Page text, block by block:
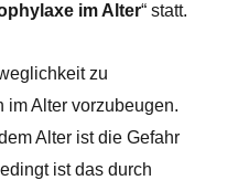
im Alter“ statt.
zu
im Alter vorzubeugen.
Alter ist die Gefahr
ist das durch